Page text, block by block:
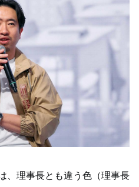
、理事長とも違う色（理事長